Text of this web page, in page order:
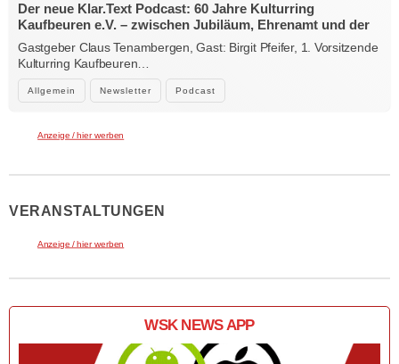
Allgemein Newsletter Podcast
Der neue Klar.Text Podcast: 60 Jahre Kulturring
Kaufbeuren e.V. – zwischen Jubiläum, Ehrenamt und der
Kraft der Kultur
Gastgeber Claus Tenambergen, Gast: Birgit Pfeifer, 1. Vorsitzende
Kulturring Kaufbeuren…
Anzeige / hier werben
VERANSTALTUNGEN
Anzeige / hier werben
WSK NEWS APP